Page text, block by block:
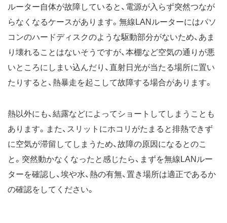
ルーター自体が故障していると、電源が入らず突然つなが
らなくなるケースがあります。無線LANルーターにはパソ
コンのハードディスクのような駆動部分がないため、あま
り壊れることはないそうですが、本棚など空気の通りが悪
いところにしまい込んだり、直射日光が当たる場所に置い
たりすると、熱暴走を起こして故障する場合があります。
熱以外にも、結露などによってショートしてしまうことも
あります。また、スリットにホコリがたまると排熱できず
に空気が滞留してしまうため、故障の原因になるとのこ
と。突然動かなくなったと感じたら、まずを無線LANルー
ターを確認し、埃や水、熱の有無、置き場所は適正であるか
の確認をしてください。